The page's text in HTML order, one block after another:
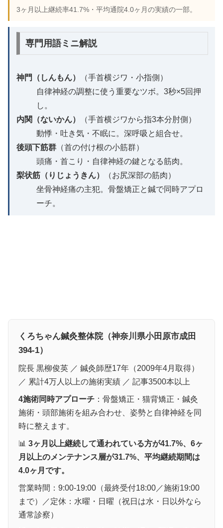
3ヶ月以上継続率41.7%・平均通院4.0ヶ月の実績の一部。
専門用語ミニ解説
神門（しんもん）
（手首横ジワ・小指側）
自律神経の調整に使う重要なツボ。3秒×5回押
し。
内関（ないかん）
（手首横ジワから指3本分肘側）
動悸・吐き気・不眠に。深呼吸と組合せ。
後頭下筋群 （首の付け根の小筋群）
頭痛・首こり・自律神経の鍵となる筋肉。
梨状筋（りじょうきん）
（お尻深部の筋肉）
坐骨神経痛の主犯。骨盤矯正と鍼で同時アプロ
ーチ。
くろちゃん鍼灸整体院（神奈川県小田原市成田
394-1）
院長 黒柳俊英 ／ 鍼灸師歴17年（2009年4月取得）
／ 累計4万人以上の施術実績 ／ 記事3500本以上
4施術同時アプローチ ：骨盤矯正・猫背矯正・鍼灸
施術・頭部施術を組み合わせ、姿勢と自律神経を同
時に整えます。
📊 3ヶ月以上継続して通われている方が41.7%、6ヶ
月以上のメンテナンス層が31.7%、平均継続期間は
4.0ヶ月です。
営業時間：9:00-19:00（最終受付18:00／施術19:00
まで）／定休：水曜・日曜（祝日は水・日以外なら
通常診察）